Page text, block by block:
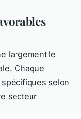
largement le
Chaque
selon
secteur